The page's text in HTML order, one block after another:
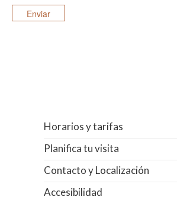
Enviar
Horarios y tarifas
Planifica tu visita
Contacto y Localización
Accesibilidad